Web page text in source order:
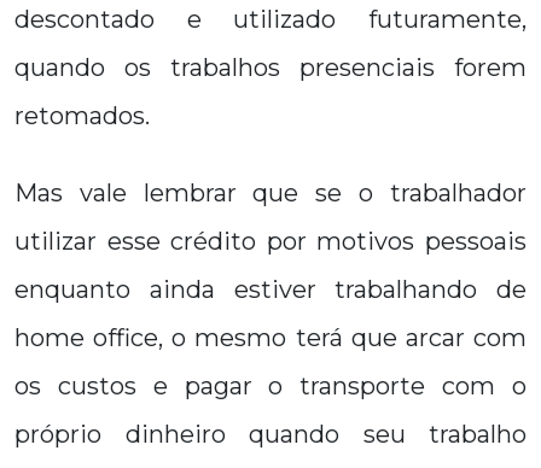
descontado e utilizado futuramente,
quando os trabalhos presenciais forem
retomados.
Mas vale lembrar que se o trabalhador
utilizar esse crédito por motivos pessoais
enquanto ainda estiver trabalhando de
home office, o mesmo terá que arcar com
os custos e pagar o transporte com o
próprio dinheiro quando seu trabalho